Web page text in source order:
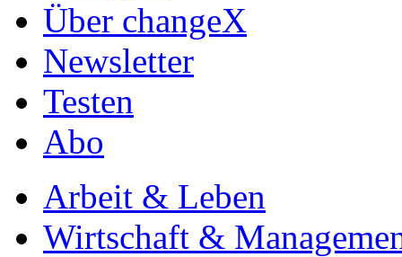
Über changeX
Newsletter
Testen
Abo
Arbeit & Leben
Wirtschaft &